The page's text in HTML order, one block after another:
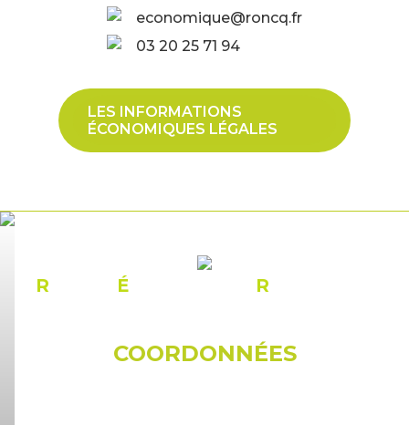
economique@roncq.fr
03 20 25 71 94
LES INFORMATIONS
ÉCONOMIQUES LÉGALES
R ÉCONOMIQUE R
COORDONNÉES